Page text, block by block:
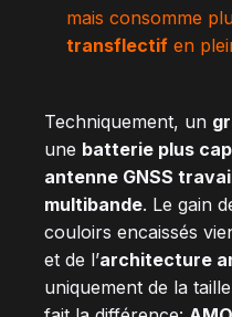
mais consomme
transflectif en
Techniquement, un
une batterie plus
antenne GNSS
multibande. Le gain
couloirs encaissés
et de l’architecture
uniquement de la